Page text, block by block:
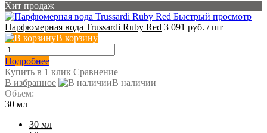
Хит продаж
Быстрый просмотр
Парфюмерная вода Trussardi Ruby Red 3 091 руб. / шт
В корзину
Подробнее
Купить в 1 клик Сравнение
В избранное
В наличии
Объем:
30 мл
30 мл